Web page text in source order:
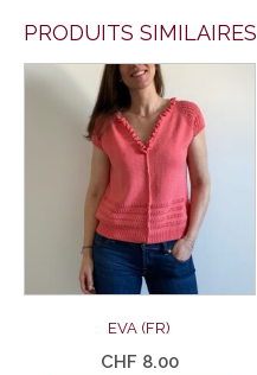
PRODUITS SIMILAIRES
EVA (FR)
CHF 8.00